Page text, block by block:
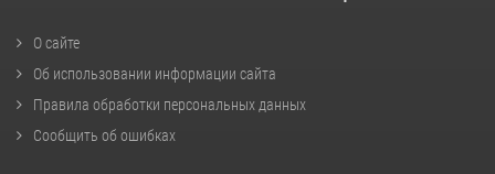
О сайте
Об использовании информации сайта
Правила обработки персональных данных
Сообщить об ошибках